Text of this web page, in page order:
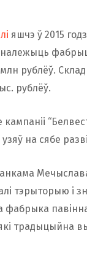
яшчэ ў 2015
належыць
рублёў.
рублёў.
на сябе
тэрыторыю і
фабрыка
традыцыйна